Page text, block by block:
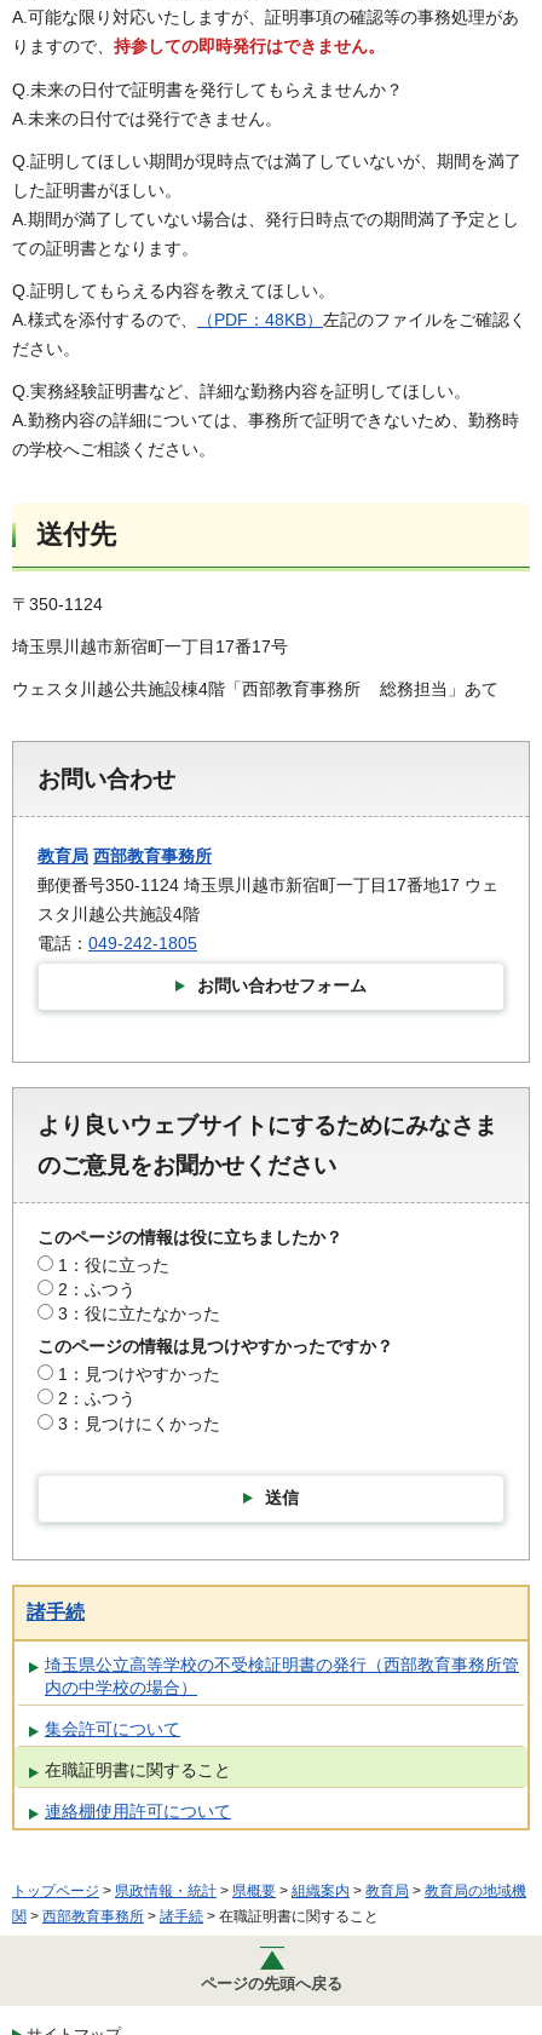
A.可能な限り対応いたしますが、証明事項の確認等の事務処理があ
りますので、 持参しての即時発行はできません。
Q.未来の日付で証明書を発行してもらえませんか？
A.未来の日付では発行できません。
Q.証明してほしい期間が現時点では満了していないが、期間を満了
した証明書がほしい。
A.期間が満了していない場合は、発行日時点での期間満了予定とし
ての証明書となります。
Q.証明してもらえる内容を教えてほしい。
A.様式を添付するので、
（PDF：48KB） 左記のファイルをご確認く
ださい。
Q.実務経験証明書など、詳細な勤務内容を証明してほしい。
A.勤務内容の詳細については、事務所で証明できないため、勤務時
の学校へご相談ください。
送付先
〒350-1124
埼玉県川越市新宿町一丁目17番17号
ウェスタ川越公共施設棟4階「西部教育事務所 総務担当」あて
お問い合わせ
教育局 西部教育事務所
郵便番号350-1124 埼玉県川越市新宿町一丁目17番地17 ウェ
スタ川越公共施設4階
電話： 049-242-1805
お問い合わせフォーム
より良いウェブサイトにするためにみなさま
のご意見をお聞かせください
このページの情報は役に立ちましたか？
1：役に立った
2：ふつう
3：役に立たなかった
このページの情報は見つけやすかったですか？
1：見つけやすかった
2：ふつう
3：見つけにくかった
送信
諸手続
埼玉県公立高等学校の不受検証明書の発行（西部教育事務所管
内の中学校の場合）
集会許可について
在職証明書に関すること
連絡棚使用許可について
トップページ > 県政情報・統計 > 県概要 > 組織案内 > 教育局 > 教育局の地域機
関 > 西部教育事務所 > 諸手続 > 在職証明書に関すること
ページの先頭へ戻る